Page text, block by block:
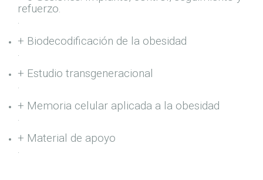
refuerzo.
+ Biodecodificación de la obesidad
+ Estudio transgeneracional
+ Memoria celular aplicada a la obesidad
+ Material de apoyo